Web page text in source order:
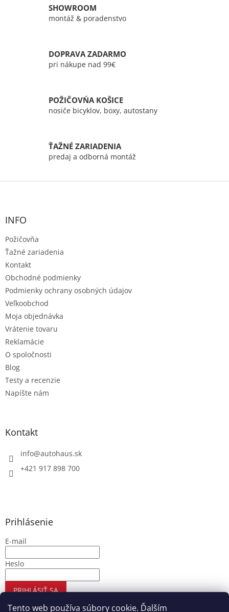
Tento web používa súbory cookie. Ďalším
SHOWROOM
montáž & poradenstvo
DOPRAVA ZADARMO
pri nákupe nad 99€
POŽIČOVŃA KOŠICE
nosiče bicyklov, boxy, autostany
ŤAŽNÉ ZARIADENIA
predaj a odborná montáž
Z
INFO
Požičovňa
Ťažné zariadenia
Kontakt
Obchodné podmienky
Podmienky ochrany osobných údajov
Veľkoobchod
Moja objednávka
Vrátenie tovaru
Reklamácie
O spoločnosti
Blog
Testy a recenzie
Napíšte nám
Kontakt
info@autohaus.sk
+421 917 898 700
Prihlásenie
E-mail
Heslo
PRIHLÁSIŤ SA
Nová registrácia Zabudnuté heslo